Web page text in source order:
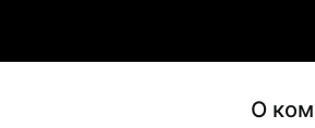
О